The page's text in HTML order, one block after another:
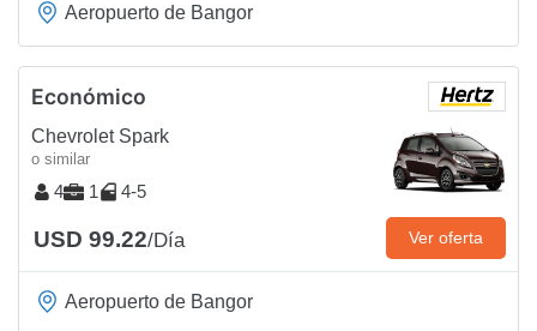
Aeropuerto de Bangor
Económico
Chevrolet Spark
o similar
4 1 4-5
USD 99.22/Día Ver oferta
Aeropuerto de Bangor